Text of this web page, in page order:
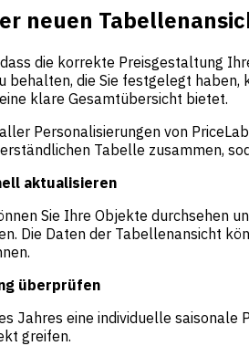
neuen
die korrekte Preisgestaltung
behalten, die Sie festgelegt
klare Gesamtübersicht bietet.
Personalisierungen von
Tabelle zusammen,
aktualisieren
Sie Ihre Objekte durchsehen
Die Daten der Tabellenansicht
überprüfen
Jahres eine individuelle
greifen.